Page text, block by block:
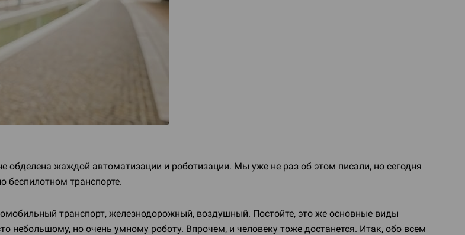
обделена жаждой автоматизации и роботизации. Мы уже не раз об этом писали, но сегодня
беспилотном транспорте.
транспорт, железнодорожный, воздушный. Постойте, это же основные виды
небольшому, но очень умному роботу. Впрочем, и человеку тоже достанется. Итак, обо всем